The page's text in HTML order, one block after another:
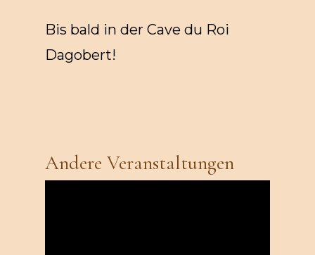
Bis bald in der Cave du Roi
Dagobert!
Andere Veranstaltungen